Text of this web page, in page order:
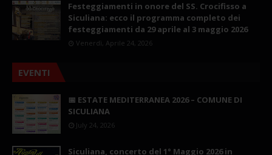
Festeggiamenti in onore del SS. Crocifisso a
Siculiana: ecco il programma completo dei
festeggiamenti da 29 aprile al 3 maggio 2026
Venerdì, Aprile 24, 2026
EVENTI
📅 ESTATE MEDITERRANEA 2026 – COMUNE DI
SICULIANA
July 24, 2026
Siculiana, concerto del 1° Maggio 2026 in